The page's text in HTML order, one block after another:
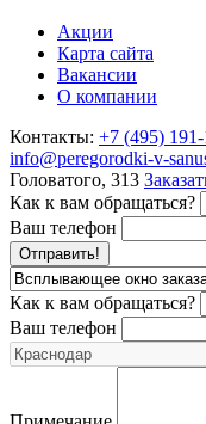
Акции
Карта сайта
Вакансии
О компании
Контакты: +7 (495)
info@peregorodki-v-
Головатого, 313
Как к вам обращаться?
Ваш телефон
Отправить!
Как к вам обращаться?
Ваш телефон